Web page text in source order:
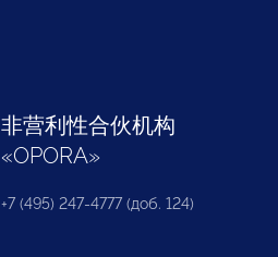
非营利性合伙机构
«OPORA»
+7 (495) 247-4777 (доб. 124)